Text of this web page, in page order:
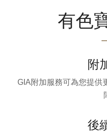
有色
附
GIA附加服務可為您提供
後